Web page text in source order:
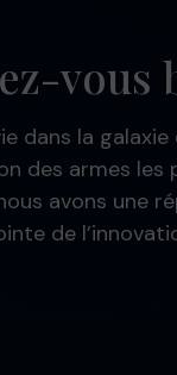
vous
dans la galaxie
des armes les
avons une
de